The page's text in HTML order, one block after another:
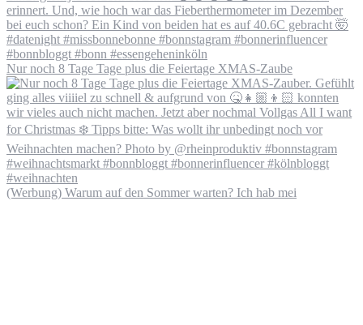
Nur noch 8 Tage Tage plus die Feiertage XMAS-Zaube
(Werbung) Warum auf den Sommer warten? Ich hab mei